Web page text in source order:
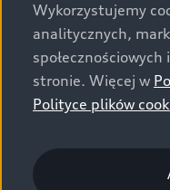
Wszystkie
są wykonywane z
względem
określone w normie
europejskimi
o.o. podlega
użytkownikom
Wykorzystujemy
analitycznych,
stronie. Więcej w
Polityce plików